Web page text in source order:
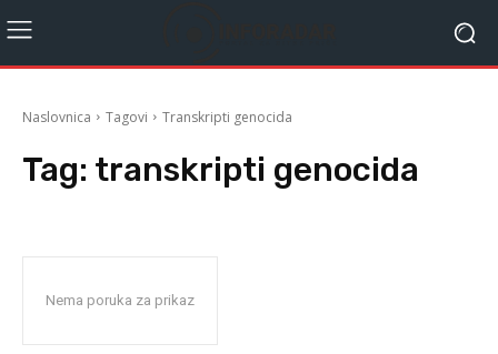
Naslovnica Tagovi Transkripti genocida
Tag: transkripti genocida
Nema poruka za prikaz